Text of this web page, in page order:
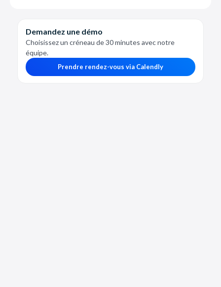
Demandez une démo
Choisissez un créneau de 30 minutes avec notre
équipe.
Prendre rendez-vous via Calendly